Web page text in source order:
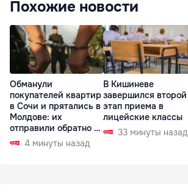
Похожие новости
Обманули
покупателей квартир
в Сочи и прятались в
Молдове: их
отправили обратно в
РФ 4 минуты назад
В Кишиневе
завершился второй
этап приема в
лицейские классы
33 минуты назад